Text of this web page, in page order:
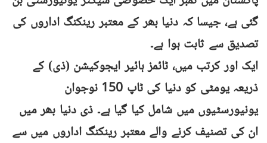
گئی ہے، جیسا کہ دنیا بھر کے معتبر رینکنگ اداروں کی
تصدیق سے ثابت ہوا ہے۔
ایک اور کرتب میں، ٹائمز ہائیر ایجوکیشن (ذی) کے
ذریعہ یومٹی کو دنیا کی ٹاپ 150 نوجوان
یونیورسٹیوں میں شامل کیا گیا ہے۔ ذی دنیا بھر میں
ان کی تصنیف کرنے والے معتبر رینکنگ اداروں میں سے